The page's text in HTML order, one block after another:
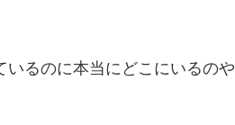
るのに本当にどこにいるのや